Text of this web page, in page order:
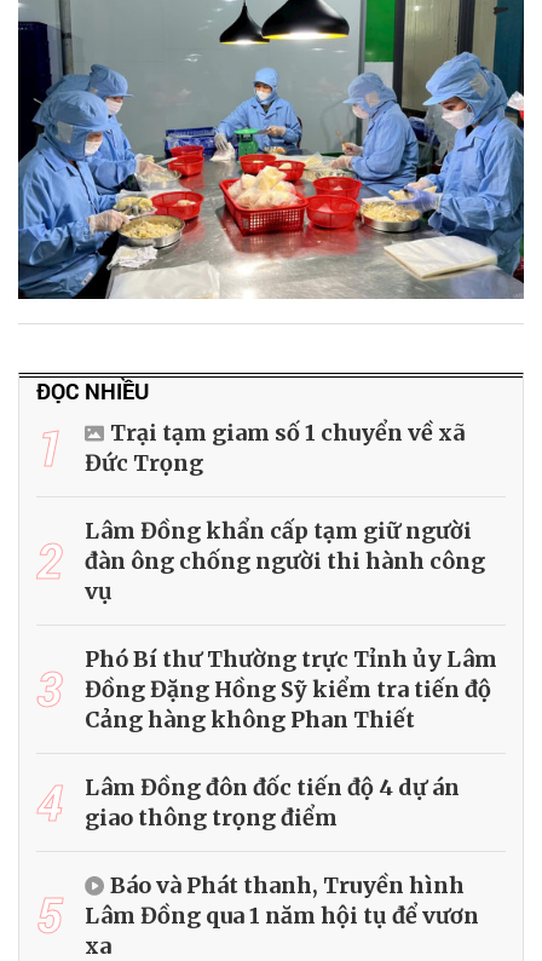
ĐỌC NHIỀU
1
Trại tạm giam số 1 chuyển về xã
Đức Trọng
2
Lâm Đồng khẩn cấp tạm giữ người
đàn ông chống người thi hành công
vụ
3
Phó Bí thư Thường trực Tỉnh ủy Lâm
Đồng Đặng Hồng Sỹ kiểm tra tiến độ
Cảng hàng không Phan Thiết
4
Lâm Đồng đôn đốc tiến độ 4 dự án
giao thông trọng điểm
5
Báo và Phát thanh, Truyền hình
Lâm Đồng qua 1 năm hội tụ để vươn
xa